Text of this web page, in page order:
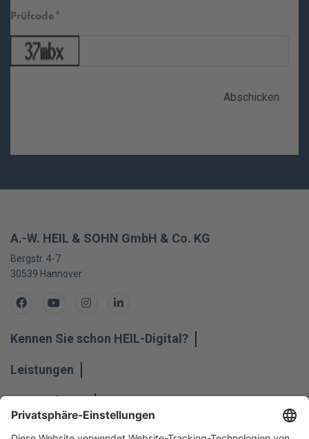
Prüfcode
Abschicken
A.-W. HEIL & SOHN GmbH & Co. KG
Bergstr. 4-7
30539 Hannover
FacebookYoutubeInstagramLinkedIn
Kennen Sie schon HEIL-Digital?
Leistungen
Unternehmen